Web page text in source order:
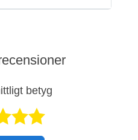
betyg
Betygsatt 4,5